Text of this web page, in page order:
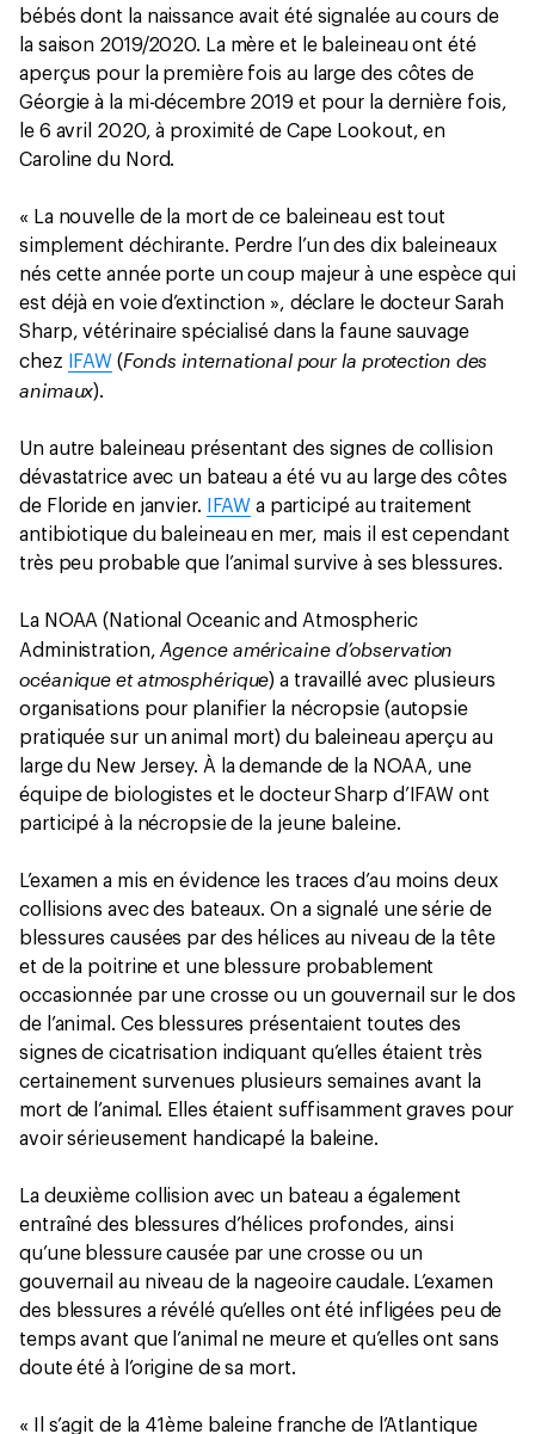
bébés dont la naissance avait été signalée au cours de
la saison 2019/2020. La mère et le baleineau ont été
aperçus pour la première fois au large des côtes de
Géorgie à la mi-décembre 2019 et pour la dernière fois,
le 6 avril 2020, à proximité de Cape Lookout, en
Caroline du Nord.
« La nouvelle de la mort de ce baleineau est tout
simplement déchirante. Perdre l’un des dix baleineaux
nés cette année porte un coup majeur à une espèce qui
est déjà en voie d’extinction », déclare le docteur Sarah
Sharp, vétérinaire spécialisé dans la faune sauvage
chez
IFAW (Fonds international pour la protection des
animaux).
Un autre baleineau présentant des signes de collision
dévastatrice avec un bateau a été vu au large des côtes
de Floride en janvier.
IFAW a participé au traitement
antibiotique du baleineau en mer, mais il est cependant
très peu probable que l’animal survive à ses blessures.
La NOAA (National Oceanic and Atmospheric
Administration,Agence américaine d’observation
océanique et atmosphérique) a travaillé avec plusieurs
organisations pour planifier la nécropsie (autopsie
pratiquée sur un animal mort) du baleineau aperçu au
large du New Jersey. À la demande de la NOAA, une
équipe de biologistes et le docteur Sharp d’IFAW ont
participé à la nécropsie de la jeune baleine.
L’examen a mis en évidence les traces d’au moins deux
collisions avec des bateaux. On a signalé une série de
blessures causées par des hélices au niveau de la tête
et de la poitrine et une blessure probablement
occasionnée par une crosse ou un gouvernail sur le dos
de l’animal. Ces blessures présentaient toutes des
signes de cicatrisation indiquant qu’elles étaient très
certainement survenues plusieurs semaines avant la
mort de l’animal. Elles étaient suffisamment graves pour
avoir sérieusement handicapé la baleine.
La deuxième collision avec un bateau a également
entraîné des blessures d’hélices profondes, ainsi
qu’une blessure causée par une crosse ou un
gouvernail au niveau de la nageoire caudale. L’examen
des blessures a révélé qu’elles ont été infligées peu de
temps avant que l’animal ne meure et qu’elles ont sans
doute été à l’origine de sa mort.
« Il s’agit de la 41ème baleine franche de l’Atlantique